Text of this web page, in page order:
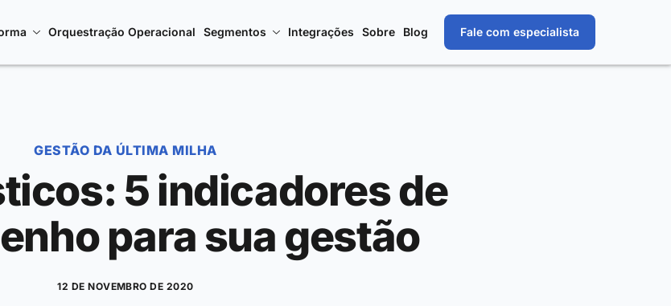
Orquestração Operacional Segmentos Integrações Sobre Blog Fale com especialista
GESTÃO DA ÚLTIMA MILHA
5 indicadores de
para sua gestão
12 DE NOVEMBRO DE 2020